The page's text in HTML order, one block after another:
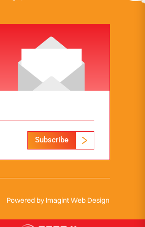
Subscribe
Powered by Imagint Web Design